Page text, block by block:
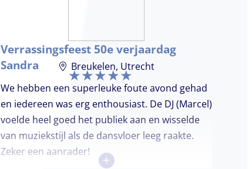
Verrassingsfeest 50e verjaardag
Sandra
Breukelen, Utrecht
We hebben een superleuke foute avond gehad
en iedereen was erg enthousiast. De DJ (Marcel)
voelde heel goed het publiek aan en wisselde
van muziekstijl als de dansvloer leeg raakte.
Zeker een aanrader!
+